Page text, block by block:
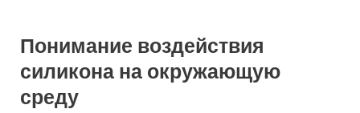
Понимание воздействия
силикона на окружающую
среду